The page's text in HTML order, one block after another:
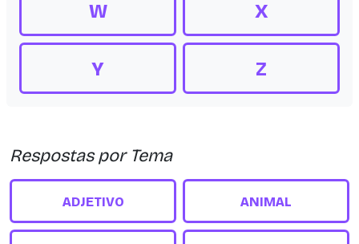
W X
Y Z
Respostas por Tema
ADJETIVO ANIMAL